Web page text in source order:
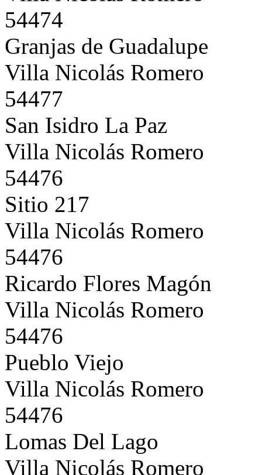
54474
Granjas de Guadalupe
Villa Nicolás Romero
54477
San Isidro La Paz
Villa Nicolás Romero
54476
Sitio 217
Villa Nicolás Romero
54476
Ricardo Flores Magón
Villa Nicolás Romero
54476
Pueblo Viejo
Villa Nicolás Romero
54476
Lomas Del Lago
Villa Nicolás Romero